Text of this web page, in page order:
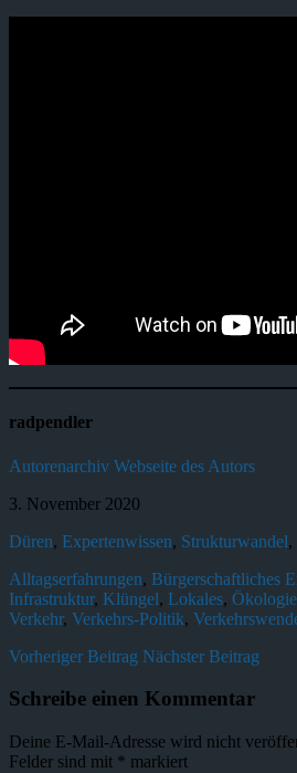
radpendler
Autorenarchiv Webseite des Autors
3. November 2020
Düren, Expertenwissen, Strukturwandel,
Alltagserfahrungen, Bürgerschaftliches
Infrastruktur, Klüngel, Lokales, Ökologie
Verkehr, Verkehrs-Politik,
Vorheriger Beitrag Nächster Beitrag
Schreibe einen Kommentar
Deine E-Mail-Adresse wird nicht
Felder sind mit * markiert